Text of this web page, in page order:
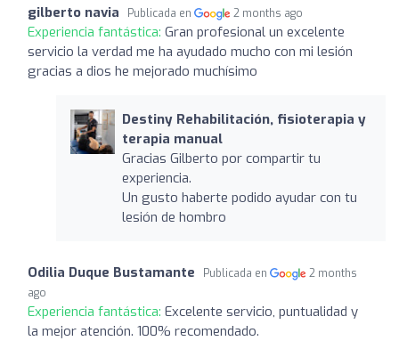
gilberto navia Publicada en 2 months ago
Experiencia fantástica: Gran profesional un excelente
servicio la verdad me ha ayudado mucho con mi lesión
gracias a dios he mejorado muchísimo
Destiny Rehabilitación, fisioterapia y
terapia manual
Gracias Gilberto por compartir tu
experiencia.
Un gusto haberte podido ayudar con tu
lesión de hombro
Odilia Duque Bustamante Publicada en
2 months
ago
Experiencia fantástica: Excelente servicio, puntualidad y
la mejor atención. 100% recomendado.